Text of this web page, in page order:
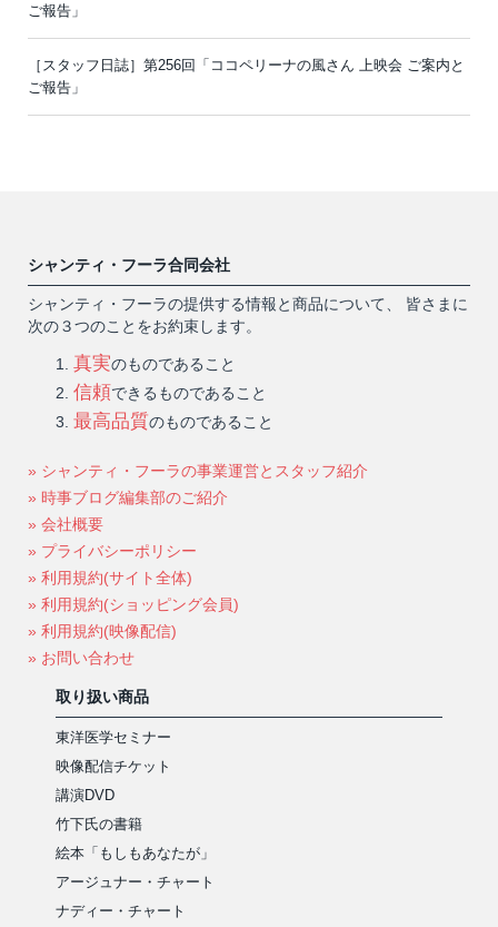
ご報告」
［スタッフ日誌］第256回「ココペリーナの風さん 上映会 ご案内と
ご報告」
シャンティ・フーラ合同会社
シャンティ・フーラの提供する情報と商品について、 皆さまに
次の３つのことをお約束します。
真実のものであること
信頼できるものであること
最高品質のものであること
» シャンティ・フーラの事業運営とスタッフ紹介
» 時事ブログ編集部のご紹介
» 会社概要
» プライバシーポリシー
» 利用規約(サイト全体)
» 利用規約(ショッピング会員)
» 利用規約(映像配信)
» お問い合わせ
取り扱い商品
東洋医学セミナー
映像配信チケット
講演DVD
竹下氏の書籍
絵本「もしもあなたが」
アージュナー・チャート
ナディー・チャート